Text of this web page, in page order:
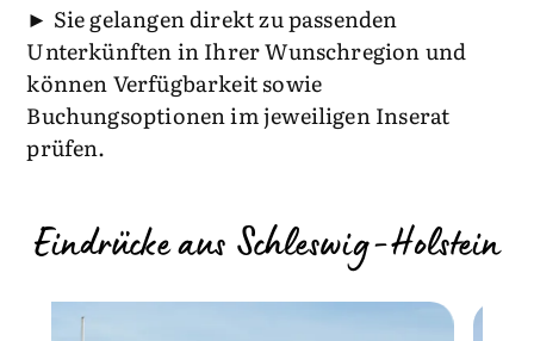
► Sie gelangen direkt zu passenden
Unterkünften in Ihrer Wunschregion und
können Verfügbarkeit sowie
Buchungsoptionen im jeweiligen Inserat
prüfen.
Eindrücke aus Schleswig-Holstein